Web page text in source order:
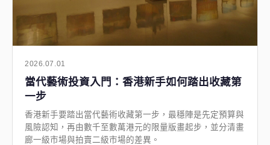
2026.07.01
當代藝術投資入門：香港新手如何踏出收藏第
一步
香港新手要踏出當代藝術收藏第一步，最穩陣是先定預算與
風險認知，再由數千至數萬港元的限量版畫起步，並分清畫
廊一級市場與拍賣二級市場的差異。